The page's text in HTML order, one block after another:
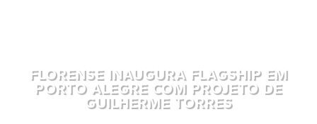
FLORENSE INAUGURA FLAGSHIP EM
PORTO ALEGRE COM PROJETO DE
GUILHERME TORRES